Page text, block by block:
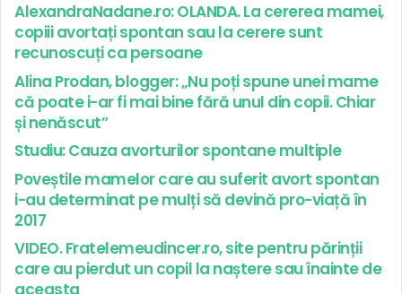
AlexandraNadane.ro: OLANDA. La cererea mamei,
copiii avortați spontan sau la cerere sunt
recunoscuți ca persoane
Alina Prodan, blogger: „Nu poți spune unei mame
că poate i-ar fi mai bine fără unul din copii. Chiar
și nenăscut”
Studiu: Cauza avorturilor spontane multiple
Poveștile mamelor care au suferit avort spontan
i-au determinat pe mulți să devină pro-viață în
2017
VIDEO. Fratelemeudincer.ro, site pentru părinții
care au pierdut un copil la naștere sau înainte de
aceasta